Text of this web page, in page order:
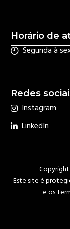
Horário de
Segunda à
Redes
Instagram
LinkedIn
Este site é
e os